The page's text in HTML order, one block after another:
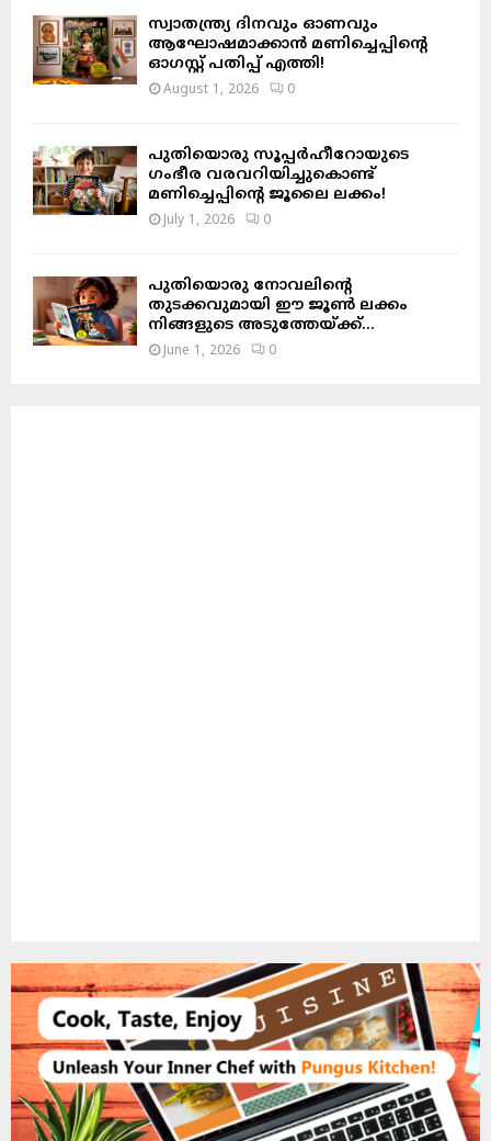
സ്വാതന്ത്ര്യ ദിനവും ഓണവും
ആഘോഷമാക്കാൻ മണിച്ചെപ്പിന്റെ
ഓഗസ്റ്റ് പതിപ്പ് എത്തി!
August 1, 2026 0
പുതിയൊരു സൂപ്പർഹീറോയുടെ
ഗംഭീര വരവറിയിച്ചുകൊണ്ട്
മണിച്ചെപ്പിന്റെ ജൂലൈ ലക്കം!
July 1, 2026 0
പുതിയൊരു നോവലിന്റെ
തുടക്കവുമായി ഈ ജൂൺ ലക്കം
നിങ്ങളുടെ അടുത്തേയ്ക്ക്…
June 1, 2026 0